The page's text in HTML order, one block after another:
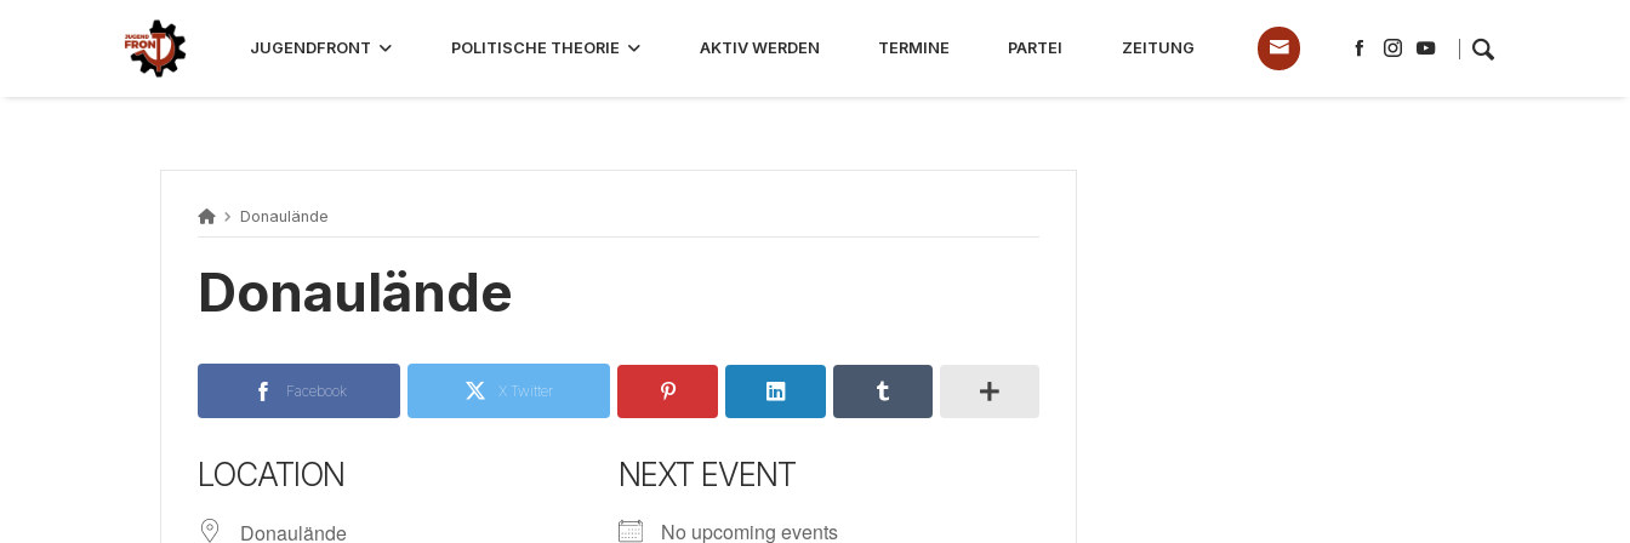
JUGENDFRONT POLITISCHE THEORIE AKTIV WERDEN TERMINE PARTEI ZEITUNG
Donaulände
Donaulände
Facebook X Twitter
LOCATION
Donaulände
NEXT EVENT
No upcoming events